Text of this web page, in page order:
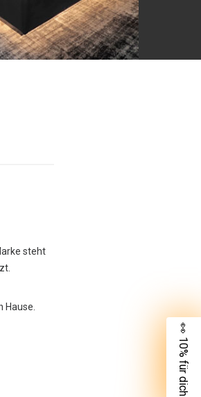
steht
👀 10% für dich